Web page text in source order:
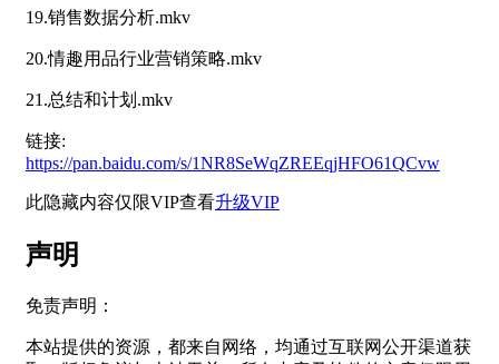
19.销售数据分析.mkv
20.情趣用品行业营销策略.mkv
21.总结和计划.mkv
链接:
https://pan.baidu.com/s/1NR8SeWqZREEqjHFO61QCvw
此隐藏内容仅限VIP查看升级VIP
声明
免责声明：
本站提供的资源，都来自网络，均通过互联网公开渠道获